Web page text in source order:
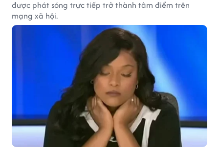
được phát sóng trực tiếp trở thành tâm điểm trên
mạng xã hội.